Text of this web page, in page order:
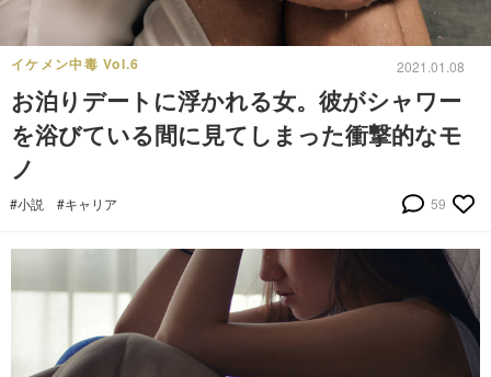
イケメン中毒 Vol.6 2021.01.08
お泊りデートに浮かれる女。彼がシャワー
を浴びている間に見てしまった衝撃的なモ
ノ
#小説 #キャリア 59